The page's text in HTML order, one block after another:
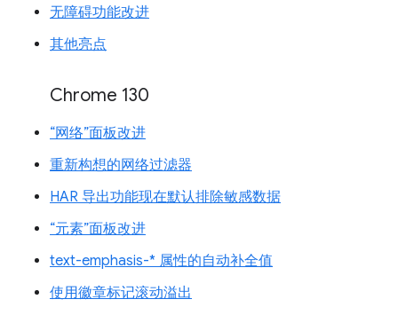
无障碍功能改进
其他亮点
Chrome 130
“网络”面板改进
重新构想的网络过滤器
HAR 导出功能现在默认排除敏感数据
“元素”面板改进
text-emphasis-* 属性的自动补全值
使用徽章标记滚动溢出